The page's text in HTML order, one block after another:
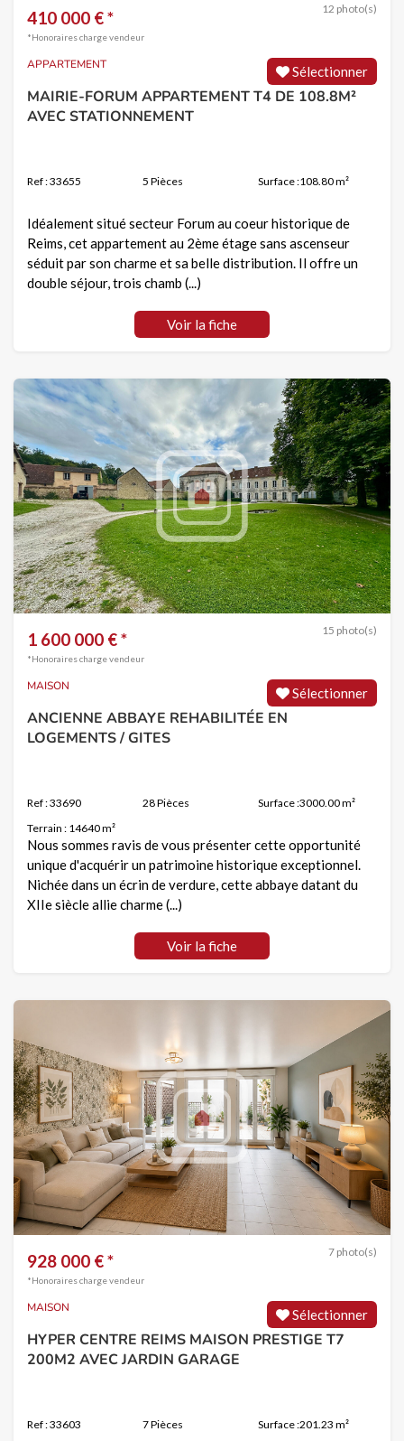
12 photo(s)
410 000 € *
*Honoraires charge vendeur
Sélectionner
APPARTEMENT
MAIRIE-FORUM APPARTEMENT T4 DE 108.8M²
AVEC STATIONNEMENT
Ref : 33655 5 Pièces Surface :108.80 m²
Idéalement situé secteur Forum au coeur historique de
Reims, cet appartement au 2ème étage sans ascenseur
séduit par son charme et sa belle distribution. Il offre un
double séjour, trois chamb (...)
Voir la fiche
15 photo(s)
1 600 000 € *
*Honoraires charge vendeur
Sélectionner
MAISON
ANCIENNE ABBAYE REHABILITÉE EN
LOGEMENTS / GITES
Ref : 33690 28 Pièces
Surface :3000.00 m²
Terrain : 14640 m²
Nous sommes ravis de vous présenter cette opportunité
unique d'acquérir un patrimoine historique exceptionnel.
Nichée dans un écrin de verdure, cette abbaye datant du
XIIe siècle allie charme (...)
Voir la fiche
7 photo(s)
928 000 € *
*Honoraires charge vendeur
Sélectionner
MAISON
HYPER CENTRE REIMS MAISON PRESTIGE T7
200M2 AVEC JARDIN GARAGE
Ref : 33603 7 Pièces
Surface :201.23 m²